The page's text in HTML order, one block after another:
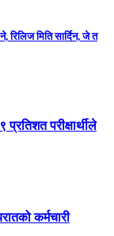
रिलिज मिति सार्दिन, जे त
परीक्षार्थीले
कर्मचारी